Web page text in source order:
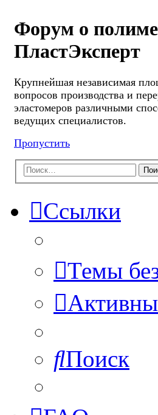
Форум о
ПластЭксперт
Крупнейшая независимая
вопросов производства и
эластомеров различными
ведущих специалистов.
Пропустить
Ссылки
Темы
Поиск